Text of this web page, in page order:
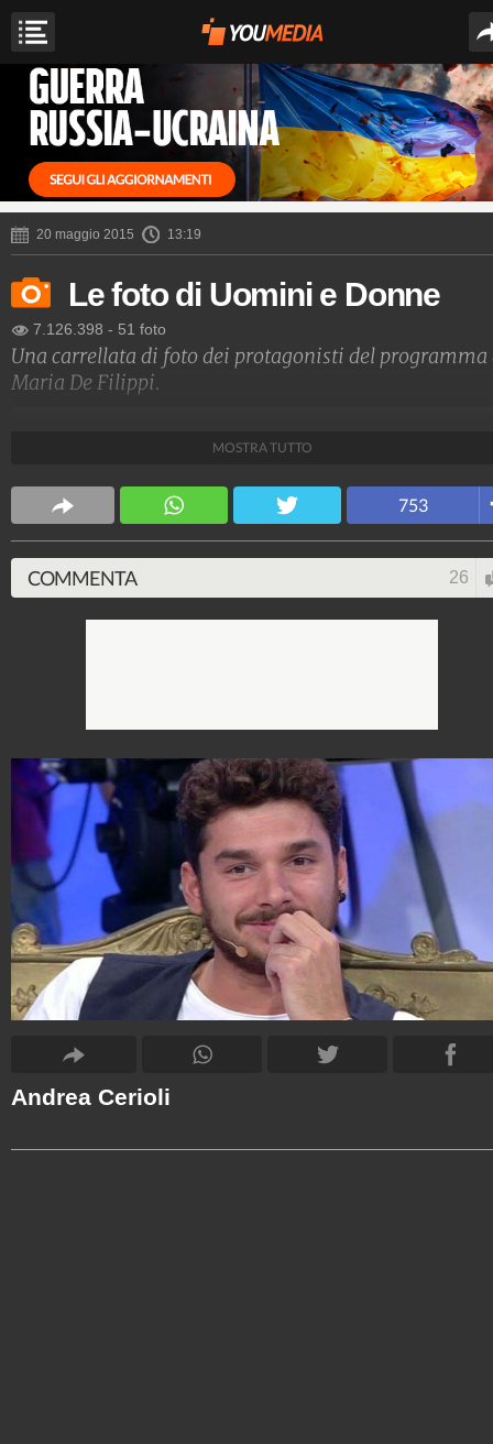
20 maggio 2015 13:19
Le foto di Uomini e Donne
7.126.398 - 51 foto
Una carrellata di foto dei protagonisti del programma
Maria De Filippi.
9.454 video-76.076 foto
MOSTRA TUTTO
753
COMMENTA 26
Andrea Cerioli